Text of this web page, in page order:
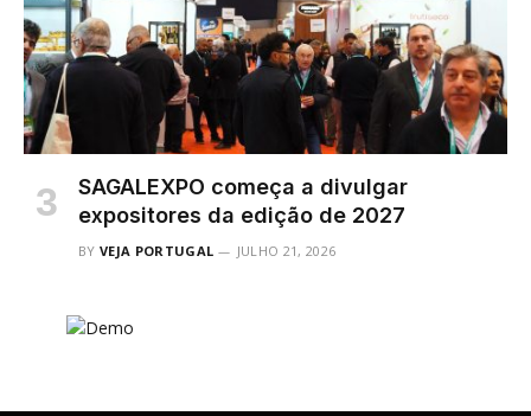
SAGALEXPO começa a divulgar
expositores da edição de 2027
BY VEJA PORTUGAL JULHO 21, 2026